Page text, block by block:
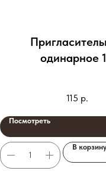
одинарное
115 р.
Посмотреть
В корзину